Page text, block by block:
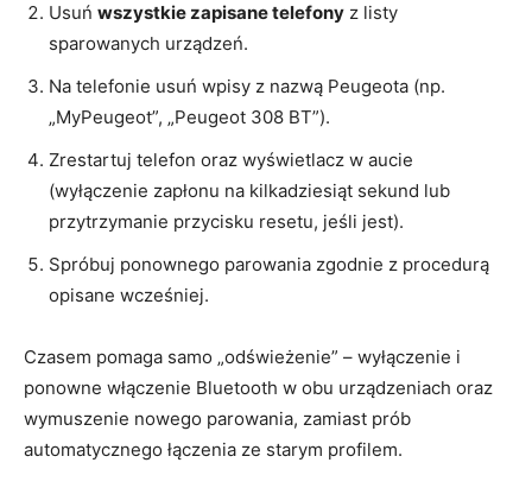
Usuń wszystkie zapisane telefony z listy
sparowanych urządzeń.
Na telefonie usuń wpisy z nazwą Peugeota (np.
„MyPeugeot”, „Peugeot 308 BT”).
Zrestartuj telefon oraz wyświetlacz w aucie
(wyłączenie zapłonu na kilkadziesiąt sekund lub
przytrzymanie przycisku resetu, jeśli jest).
Spróbuj ponownego parowania zgodnie z procedurą
opisane wcześniej.
Czasem pomaga samo „odświeżenie” – wyłączenie i
ponowne włączenie Bluetooth w obu urządzeniach oraz
wymuszenie nowego parowania, zamiast prób
automatycznego łączenia ze starym profilem.